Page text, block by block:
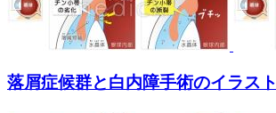
落屑症候群と白内障手術のイラスト